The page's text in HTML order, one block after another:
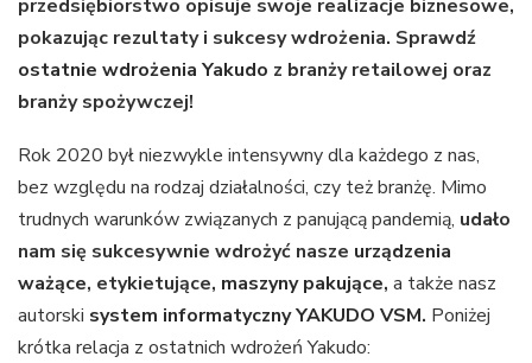
przedsiębiorstwo opisuje swoje realizacje biznesowe,
pokazując rezultaty i sukcesy wdrożenia. Sprawdź
ostatnie wdrożenia Yakudo z branży retailowej oraz
branży spożywczej!
Rok 2020 był niezwykle intensywny dla każdego z nas,
bez względu na rodzaj działalności, czy też branżę. Mimo
trudnych warunków związanych z panującą pandemią, udało
nam się sukcesywnie wdrożyć nasze urządzenia
ważące, etykietujące, maszyny pakujące, a także nasz
autorski system informatyczny YAKUDO VSM. Poniżej
krótka relacja z ostatnich wdrożeń Yakudo: